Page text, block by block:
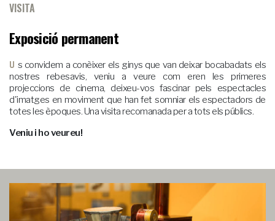
VISITA
Exposició permanent
Us convidem a conèixer els ginys que van deixar bocabadats els
nostres rebesavis, veniu a veure com eren les primeres
projeccions de cinema, deixeu-vos fascinar pels espectacles
d'imatges en moviment que han fet somniar els espectadors de
totes les èpoques. Una visita recomanada per a tots els públics.
Veniu i ho veureu!